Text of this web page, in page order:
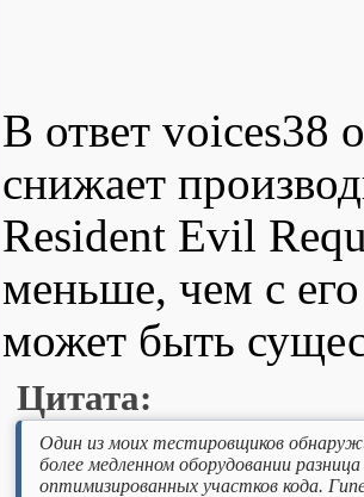
В ответ voices38
снижает
Resident Evil
меньше, чем с
может быть
Цитата:
Один из моих тестировщиков
более медленном оборудовании
оптимизированных участков кода.